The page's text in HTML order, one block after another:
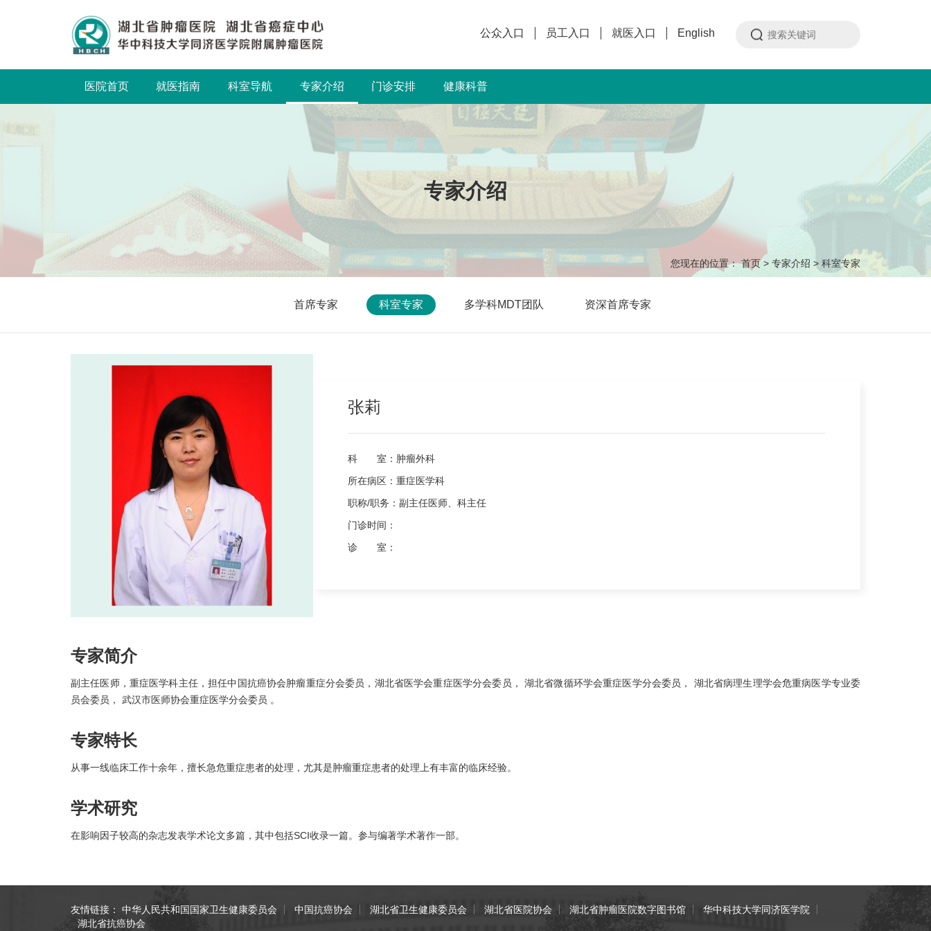
公众入口 员工入口 就医入口 English
医院首页 就医指南 科室导航 专家介绍 门诊安排 健康科普
专家介绍
您现在的位置： 首页> 专家介绍 > 科室专家
首席专家 科室专家 多学科MDT团队 资深首席专家
张莉
科 室： 肿瘤外科
所在病区： 重症医学科
职称/职务： 副主任医师、科主任
门诊时间：
诊 室：
专家简介
副主任医师，重症医学科主任，担任中国抗癌协会肿瘤重症分会委员，湖北省医学会重症医学分会委员， 湖北省微循环学会重症医学分会委员， 湖北省病理生理学会危重病医学专业委
员会委员， 武汉市医师协会重症医学分会委员 。
专家特长
从事一线临床工作十余年，擅长急危重症患者的处理，尤其是肿瘤重症患者的处理上有丰富的临床经验。
学术研究
在影响因子较高的杂志发表学术论文多篇，其中包括SCI收录一篇。参与编著学术著作一部。
友情链接： 中华人民共和国国家卫生健康委员会 中国抗癌协会 湖北省卫生健康委员会 湖北省医院协会 湖北省肿瘤医院数字图书馆
华中科技大学同济医学院
湖北省抗癌协会